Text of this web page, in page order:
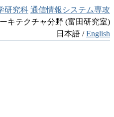
研究科 通信情報システム専攻
キテクチャ分野 (富田研究室)
日本語 /English